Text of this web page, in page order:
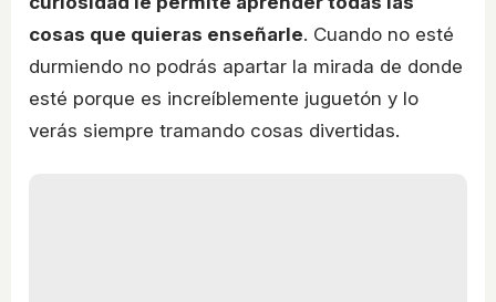
cosas que quieras enseñarle. Cuando no esté
durmiendo no podrás apartar la mirada de donde
esté porque es increíblemente juguetón y lo
verás siempre tramando cosas divertidas.